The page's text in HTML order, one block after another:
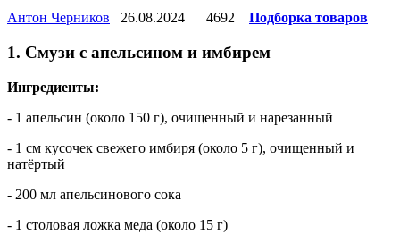
Антон Черников 26.08.2024 4692 Подборка товаров
1. Смузи с апельсином и имбирем
Ингредиенты:
- 1 апельсин (около 150 г), очищенный и нарезанный
- 1 см кусочек свежего имбиря (около 5 г), очищенный и
натёртый
- 200 мл апельсинового сока
- 1 столовая ложка меда (около 15 г)